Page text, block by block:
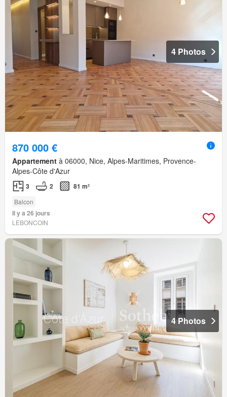
4 Photos
870 000 €
Appartement à 06000, Nice, Alpes-Maritimes, Provence-
Alpes-Côte d'Azur
3 2 81 m²
Balcon
Il y a 26 jours
LEBONCOIN
4 Photos